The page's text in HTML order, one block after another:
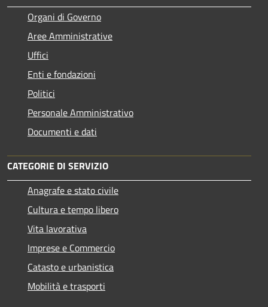
Organi di Governo
Aree Amministrative
Uffici
Enti e fondazioni
Politici
Personale Amministrativo
Documenti e dati
CATEGORIE DI SERVIZIO
Anagrafe e stato civile
Cultura e tempo libero
Vita lavorativa
Imprese e Commercio
Catasto e urbanistica
Mobilità e trasporti